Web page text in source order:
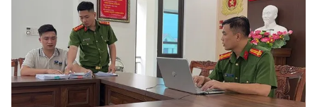
Chuyên mục khác
Emagazine Podcast
Photo Infographic